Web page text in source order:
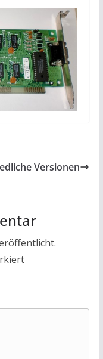
Versionen